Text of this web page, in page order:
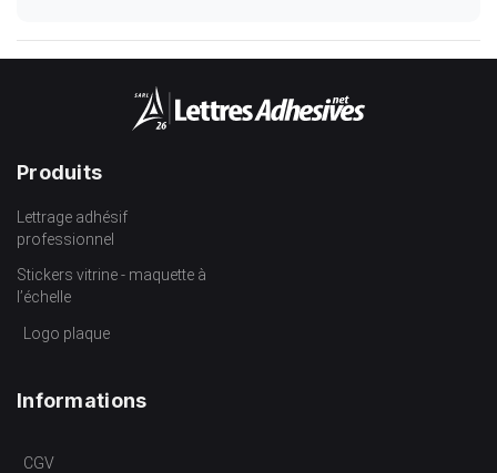
Produits
Lettrage adhésif
professionnel
Stickers vitrine - maquette à
l’échelle
Logo plaque
Informations
CGV